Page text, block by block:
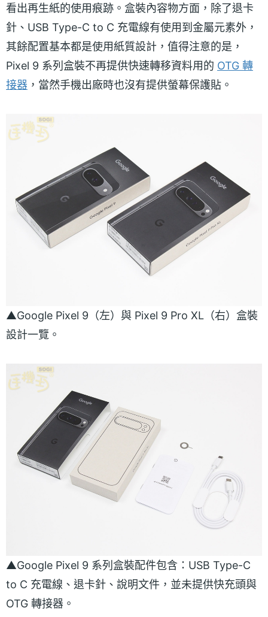
看出再生紙的使用痕跡。盒裝內容物方面，除了退卡
針、USB Type-C to C 充電線有使用到金屬元素外，
其餘配置基本都是使用紙質設計，值得注意的是，
Pixel 9 系列盒裝不再提供快速轉移資料用的 OTG 轉
接器 ，當然手機出廠時也沒有提供螢幕保護貼。
▲Google Pixel 9（左）與 Pixel 9 Pro XL（右）盒裝
設計一覽。
▲Google Pixel 9 系列盒裝配件包含：USB Type-C
to C 充電線、退卡針、說明文件，並未提供快充頭與
OTG 轉接器。